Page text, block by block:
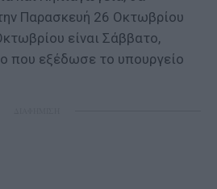
Παρασκευή 26 Οκτωβρίου
είναι Σάββατο,
που εξέδωσε το υπουργείο